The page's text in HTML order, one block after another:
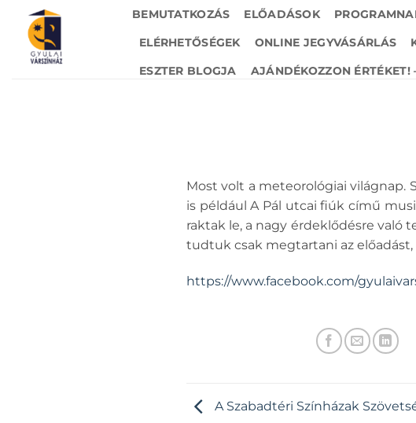
content
BEMUTATKOZÁS ELŐADÁSOK
ELÉRHETŐSÉGEK
ONLINE JEGYVÁSÁRLÁS
ESZTER BLOGJA
AJÁNDÉKOZZON
Most volt a meteorológiai világnap.
is például A Pál utcai fiúk című
raktak le, a nagy érdeklődésre való
tudtuk csak megtartani az
https://www.facebook.com/
A Szabadtéri Színházak